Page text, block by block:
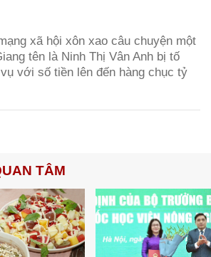
xã hội xôn xao câu chuyện một
tên là Ninh Thị Vân Anh bị tố
với số tiền lên đến hàng chục tỷ
TÂM